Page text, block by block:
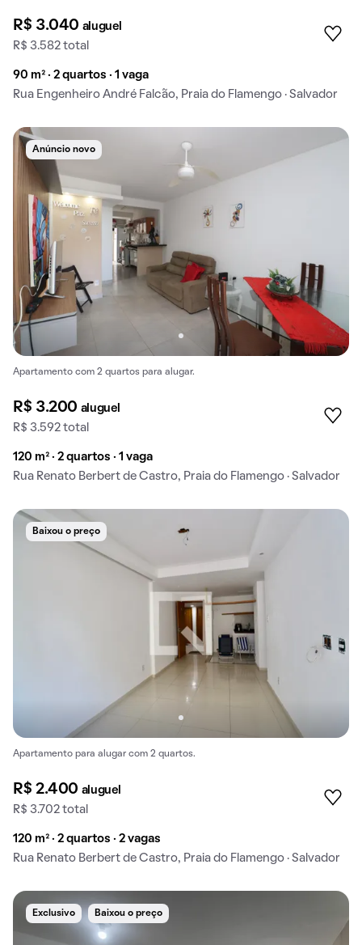
R$ 3.040 aluguel
R$ 3.582 total
90 m² · 2 quartos · 1 vaga
Rua Engenheiro André Falcão, Praia do Flamengo · Salvador
Anúncio novo
Apartamento com 2 quartos para alugar.
R$ 3.200 aluguel
R$ 3.592 total
120 m² · 2 quartos · 1 vaga
Rua Renato Berbert de Castro, Praia do Flamengo · Salvador
Baixou o preço
Apartamento para alugar com 2 quartos.
R$ 2.400 aluguel
R$ 3.702 total
120 m² · 2 quartos · 2 vagas
Rua Renato Berbert de Castro, Praia do Flamengo · Salvador
Exclusivo Baixou o preço